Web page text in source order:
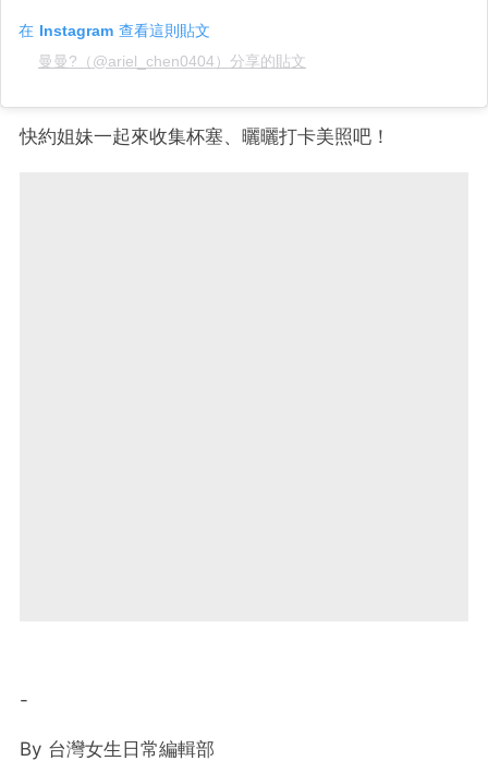
在 Instagram 查看這則貼文
曼曼?（@ariel_chen0404）分享的貼文
快約姐妹一起來收集杯塞、曬曬打卡美照吧！
-
By 台灣女生日常編輯部